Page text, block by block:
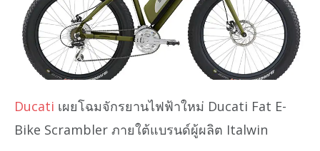
Ducati เผยโฉมจักรยานไฟฟ้าใหม่ Ducati Fat E-
Bike Scrambler ภายใต้แบรนด์ผู้ผลิต Italwin